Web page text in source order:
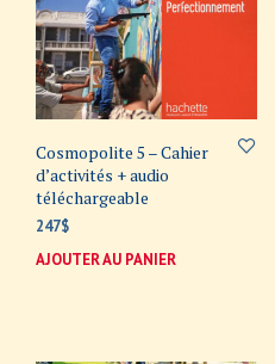
Cosmopolite 5 – Cahier
d’activités + audio
téléchargeable
247$
AJOUTER AU PANIER